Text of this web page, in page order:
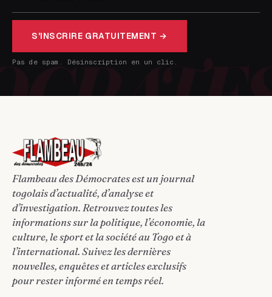
S'INSCRIRE GRATUITEMENT →
Pas de spam. Désinscription en un clic.
Flambeau des Démocrates est un journal
togolais d’actualité, d’analyse et
d’investigation. Retrouvez toutes les
informations sur la politique, l’économie, la
culture, le sport et la société au Togo et à
l’international. Suivez les dernières
nouvelles, enquêtes et articles exclusifs
pour rester informé en temps réel.